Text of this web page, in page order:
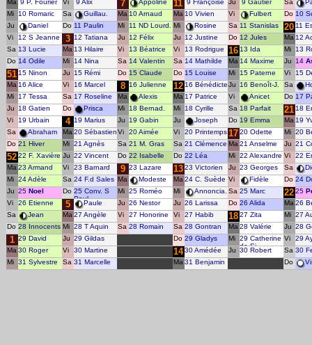
Ma 9 P. Fourier
Mi
10 Romaric
Ju
Daniel
Vi
12 S Jeanne
Sa 13 Lucie
Do 14 Odile
51 15 Ninon
Ma 16 Alice
Mi
17 Tessa
Ju
18 Gatien
Vi
19 Urbain
Sa
Abraham
Do 21 Hiver
5222 F. Xavière
Ma 23 Armand
Mi 24 Adèle
Ju 25 Noel
Vi
26 Etienne
Sa
Jean
Do 28 Innocents
1 29 David
Ma 30 Roger
Mi 31 Sylvestre
Vi
9 Alix
Sa
Guillau.
Do 11 Paulin
3 12 Tatiana
Ma 13 Hilaire
Mi
14 Nina
Ju
15 Rémi
Vi
16 Marcel
Sa 17 Roseline
Do
Prisca
4 19 Marius
Ma 20 Sébastien
Mi 21 Agnès
Ju 22 Vincent
Vi
23 Barnard
Sa 24 F.d Sales
Do 25 Conv. S
Paul
5
Paule
Ma 27 Angèle
Mi 28 T Aquin
Ju 29 Gildas
Vi
30 Martine
Sa 31 Marcelle
7
Appoline
Ma 10 Arnaud
Mi
11 ND Lourd.
Ju
12 Félix
Vi
13 Béatrice
Sa 14 Valentin
Do 15 Claude
8 16 Julienne
Ma
Alexis
Mi
18 Bernad.
Ju
19 Gabin
Vi
20 Aimée
Sa 21 M. Gras
Do 22 Isabelle
9 23 Lazare
Ma
Modeste
Mi 25 Roméo
Ju 26 Nestor
Vi
27 Honorine
Sa 28 Romain
11 9 Françoise
Ma 10 Vivien
Mi
Rosine
Ju
12 Justine
Vi
13 Rodrigue
Sa 14 Mathilde
Do 15 Louise
12 16 Bénédicte
Ma 17 Patrice
Mi
18 Cyrille
Ju
Joseph
Vi
20 Printemps
Sa 21 Clémence
Do 22 Léa
13 23 Victorien
Ma 24 C. Suède
Mi
Annoncia.
Ju 26 Larissa
Vi
27 Habib
Sa 28 Gontran
Do 29 Gladys
14 30 Amédée
Ma 31 Benjamin
Ju
9 Gautier
Vi
Fulbert
Sa 11 Stanislas
Do 12 Jules
16 13 Ida
Ma 14 Maxime
Mi
15 Paterne
Ju
16 Benoît-J.
Vi
Anicet
Sa 18 Parfait
Do 19 Emma
1720 Odette
Ma 21 Anselme
Mi 22 Alexandre
Ju 23 Georges
Vi
Fidèle
Sa 25 Marc
Do 26 Alida
1827 Zita
Ma 28 Valérie
Mi 29 Catherine
de Si.
Ju 30 Robert
Sa
Do 10
20 11
Ma 12
Mi
13
Ju
14
Vi
15
Sa
Do 17
21 18
Ma 19
Mi 20
Ju 21
Vi
22
Sa
Do 24
22 25
Ma 26
Mi 27
Ju 28
Vi
29
Sa 30
Do